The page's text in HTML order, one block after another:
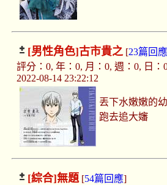
[男性角色]古市貴之[23篇回應
評分：0, 年：0, 月：0, 週：0, 日：
2022-08-14 23:22:12
丟下水嫩嫩的
跑去追大嬸
[綜合]無題[54篇回應]